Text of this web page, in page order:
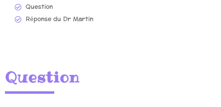
Question
Réponse du Dr Martin
Question